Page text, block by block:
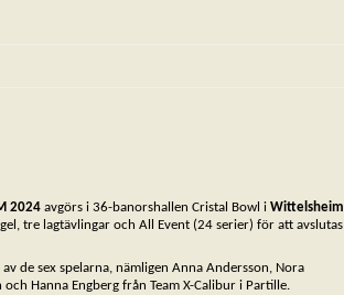
2024 avgörs i 36-banorshallen Cristal Bowl i Wittelsheim
tre lagtävlingar och All Event (24 serier) för att avslutas
de sex spelarna, nämligen Anna Andersson, Nora
Hanna Engberg från Team X-Calibur i Partille.